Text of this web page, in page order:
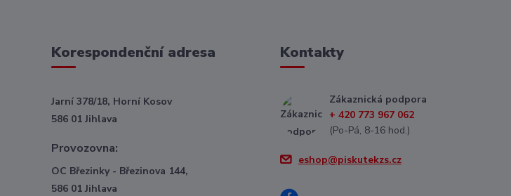
Korespondenční adresa
Jarní 378/18, Horní Kosov
586 01 Jihlava
Provozovna:
OC Březinky - Březinova 144,
586 01 Jihlava
Kontakty
Zákaznická podpora
+ 420 773 967 062
(Po-Pá, 8-16 hod.)
eshop@piskutekzs.cz